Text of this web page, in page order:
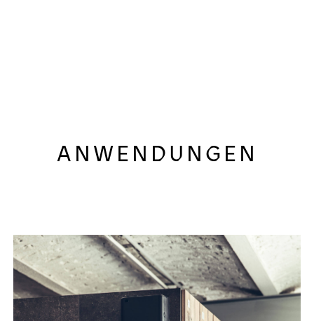
ANWENDUNGEN